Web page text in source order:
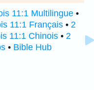
11:1 Multilingue •
11:1 Français • 2
11:1 Chinois • 2
• Bible Hub